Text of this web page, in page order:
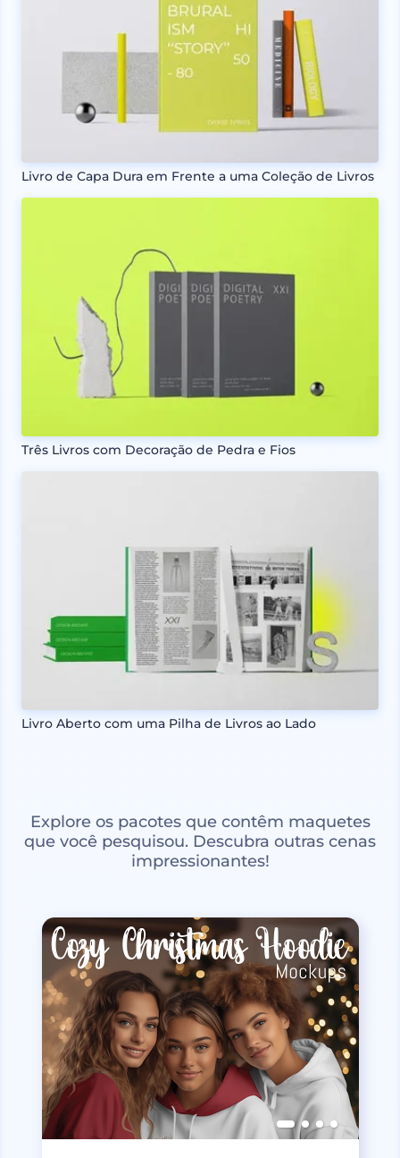
Livro de Capa Dura em Frente a uma Coleção de Livros
Três Livros com Decoração de Pedra e Fios
Livro Aberto com uma Pilha de Livros ao Lado
Explore os pacotes que contêm maquetes
que você pesquisou. Descubra outras cenas
impressionantes!